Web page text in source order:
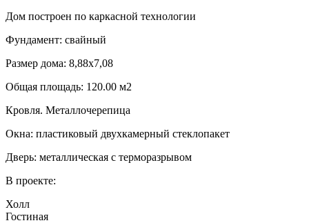
Дом построен по каркасной технологии
Фундамент: свайный
Размер дома: 8,88х7,08
Общая площадь: 120.00 м2
Кровля. Металлочерепица
Окна: пластиковый двухкамерный стеклопакет
Дверь: металлическая с терморазрывом
В проекте:
Холл
Гостиная